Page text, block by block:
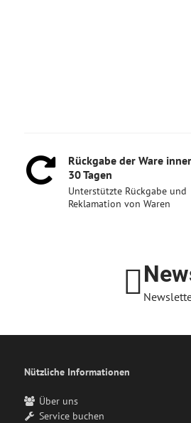
Rückgabe der Ware
30 Tagen
Unterstützte Rückgabe und
Reklamation von Waren
Nützliche Informationen
Über uns
Service buchen